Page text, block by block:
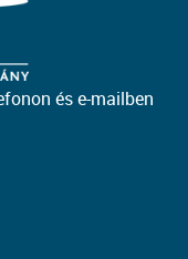
és e-mailben